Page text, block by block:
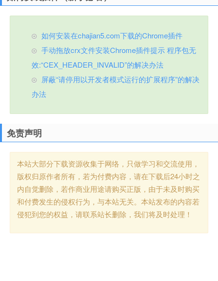
如何安装在chajian5.com下载的Chrome插件
手动拖放crx文件安装Chrome插件提示 程序包无
效:“CEX_HEADER_INVALID”的解决办法
屏蔽“请停用以开发者模式运行的扩展程序”的解决
办法
免责声明
本站大部分下载资源收集于网络，只做学习和交流使用，
版权归原作者所有，若为付费内容，请在下载后24小时之
内自觉删除，若作商业用途请购买正版，由于未及时购买
和付费发生的侵权行为，与本站无关。本站发布的内容若
侵犯到您的权益，请联系站长删除，我们将及时处理！